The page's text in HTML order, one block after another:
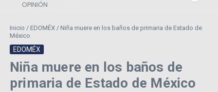
OPINIÓN
Inicio / EDOMÉX / Niña muere en los baños de primaria de Estado de
México
EDOMÉX
Niña muere en los baños de
primaria de Estado de México